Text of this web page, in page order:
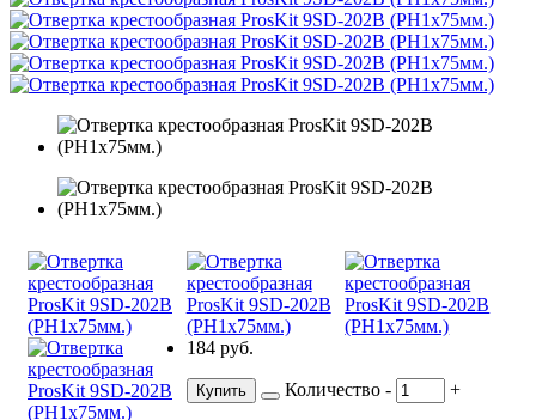
184 руб.
Купить Количество - +